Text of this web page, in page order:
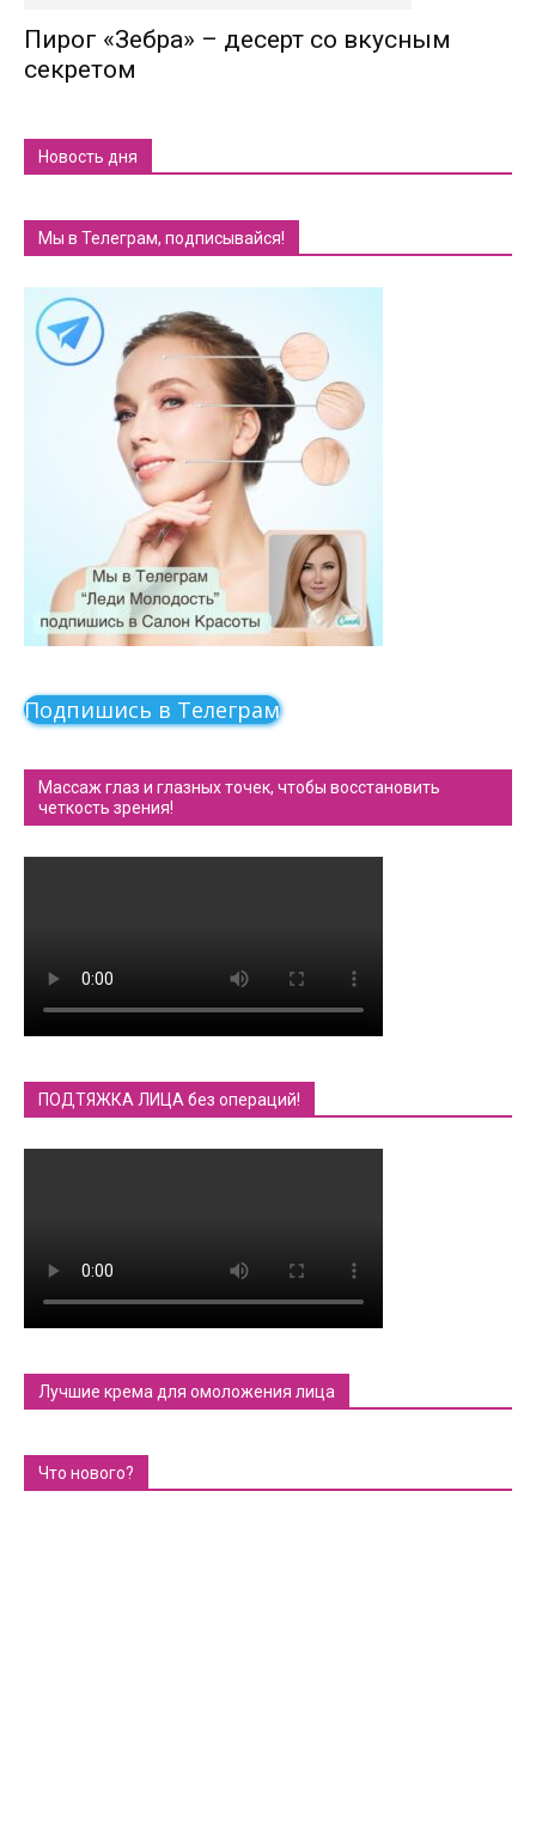
Пирог «Зебра» – десерт со вкусным
секретом
Новость дня
Мы в Телеграм, подписывайся!
Подпишись в Телеграм
Массаж глаз и глазных точек, чтобы восстановить
четкость зрения!
ПОДТЯЖКА ЛИЦА без операций!
Лучшие крема для омоложения лица
Что нового?